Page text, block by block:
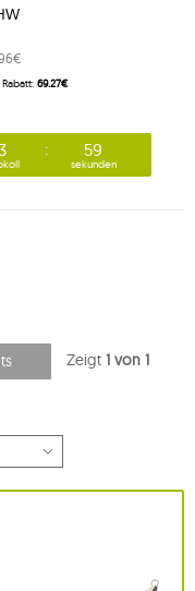
69.27€
59
sekunden
Zeigt 1 von 1